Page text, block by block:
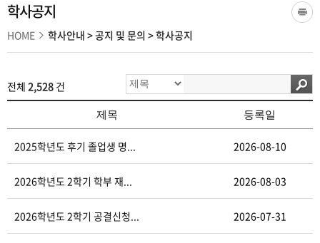
학사공지
HOME 학사안내 >공지 및 문의 >학사공지
전체 2,528 건
제목 등록일
2025학년도 후기 졸업생 명... 2026-08-10
2026학년도 2학기 학부 재... 2026-08-03
2026학년도 2학기 공결신청... 2026-07-31